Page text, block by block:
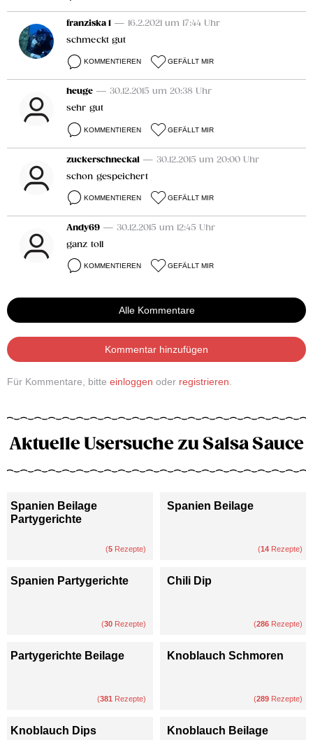
franziska 1 — 16.2.2021 um 17:44 Uhr
schmeckt gut
KOMMENTIEREN GEFÄLLT MIR
heuge — 30.12.2015 um 20:38 Uhr
sehr gut
KOMMENTIEREN GEFÄLLT MIR
zuckerschneckal — 30.12.2015 um 20:00 Uhr
schon gespeichert
KOMMENTIEREN GEFÄLLT MIR
Andy69 — 30.12.2015 um 12:45 Uhr
ganz toll
KOMMENTIEREN GEFÄLLT MIR
Alle Kommentare
Kommentar hinzufügen
Für Kommentare, bitte einloggen oder registrieren
Aktuelle Usersuche zu Salsa Sauce
Spanien Beilage
Partygerichte
(5 Rezepte)
Spanien Beilage
(14 Rezepte)
Spanien Partygerichte
(30 Rezepte)
Chili Dip
(286 Rezepte)
Partygerichte Beilage
(381 Rezepte)
Knoblauch Schmoren
(289 Rezepte)
Knoblauch Dips Knoblauch Beilage